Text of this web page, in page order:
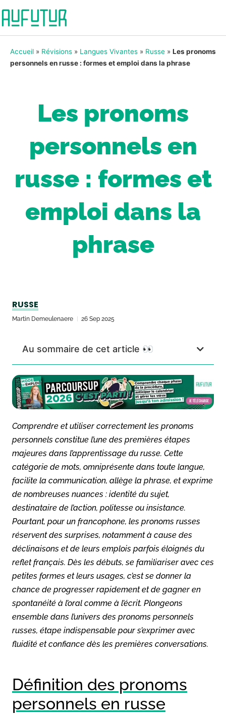
Accueil » Révisions » Langues Vivantes » Russe » Les pronoms
personnels en russe : formes et emploi dans la phrase
Les pronoms
personnels en
russe : formes et
emploi dans la
phrase
RUSSE
Martin Demeulenaere 26 Sep 2025
Au sommaire de cet article 👀
Comprendre et utiliser correctement les pronoms
personnels constitue l’une des premières étapes
majeures dans l’apprentissage du russe. Cette
catégorie de mots, omniprésente dans toute langue,
facilite la communication, allège la phrase, et exprime
de nombreuses nuances : identité du sujet,
destinataire de l’action, politesse ou insistance.
Pourtant, pour un francophone, les pronoms russes
réservent des surprises, notamment à cause des
déclinaisons et de leurs emplois parfois éloignés du
reflet français. Dès les débuts, se familiariser avec ces
petites formes et leurs usages, c’est se donner la
chance de progresser rapidement et de gagner en
spontanéité à l’oral comme à l’écrit. Plongeons
ensemble dans l’univers des pronoms personnels
russes, étape indispensable pour s’exprimer avec
fluidité et confiance dès les premières conversations.
Définition des pronoms
personnels en russe